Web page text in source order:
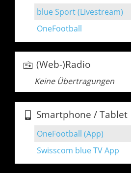
blue Sport (Livestream)
OneFootball
(Web-)Radio
Keine Übertragungen
Smartphone / Tablet
OneFootball (App)
Swisscom blue TV App